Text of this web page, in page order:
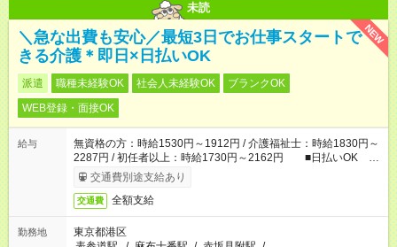
未読
NEW
＼急な出費も安心／最短3日でお仕事スタートで
きる介護＊即日×日払いOK
派遣 職種未経験OK 社会人未経験OK
ブランクOK
WEB登録・面接OK
給与
無資格の方：時給1530円～1912円 / 介護福祉士：時給1830円～
2287円 / 初任者以上：時給1730円～2162円 ■日払いOK ■
日収例：1万2240円（時給1530円×8h）
交通費別途支給あり
交通費 全額支給
勤務地
東京都港区